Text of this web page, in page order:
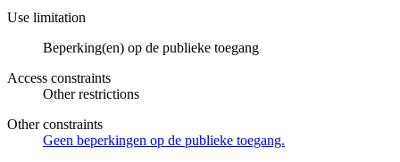
Use limitation
Beperking(en) op de publieke toegang
Access constraints
Other restrictions
Other constraints
Geen beperkingen op de publieke toegang.